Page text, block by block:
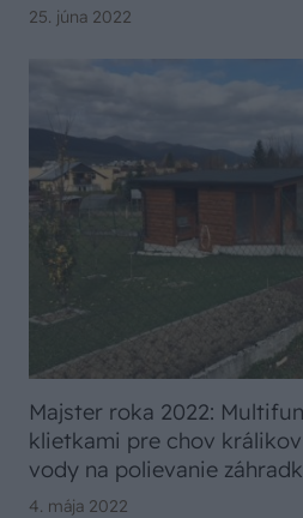
25. júna 2022
Majster roka 2022:
klietkami pre chov
vody na polievanie
4. mája 2022